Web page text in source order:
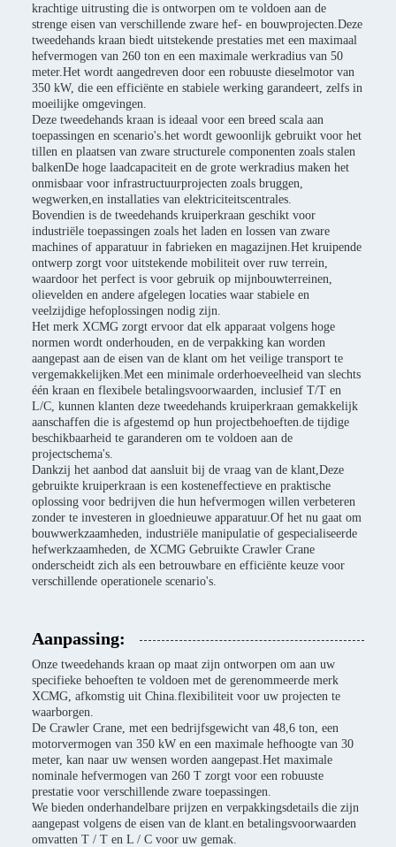
krachtige uitrusting die is ontworpen om te voldoen aan de
strenge eisen van verschillende zware hef- en bouwprojecten.Deze
tweedehands kraan biedt uitstekende prestaties met een maximaal
hefvermogen van 260 ton en een maximale werkradius van 50
meter.Het wordt aangedreven door een robuuste dieselmotor van
350 kW, die een efficiënte en stabiele werking garandeert, zelfs in
moeilijke omgevingen.
Deze tweedehands kraan is ideaal voor een breed scala aan
toepassingen en scenario's.het wordt gewoonlijk gebruikt voor het
tillen en plaatsen van zware structurele componenten zoals stalen
balkenDe hoge laadcapaciteit en de grote werkradius maken het
onmisbaar voor infrastructuurprojecten zoals bruggen,
wegwerken,en installaties van elektriciteitscentrales.
Bovendien is de tweedehands kruiperkraan geschikt voor
industriële toepassingen zoals het laden en lossen van zware
machines of apparatuur in fabrieken en magazijnen.Het kruipende
ontwerp zorgt voor uitstekende mobiliteit over ruw terrein,
waardoor het perfect is voor gebruik op mijnbouwterreinen,
olievelden en andere afgelegen locaties waar stabiele en
veelzijdige hefoplossingen nodig zijn.
Het merk XCMG zorgt ervoor dat elk apparaat volgens hoge
normen wordt onderhouden, en de verpakking kan worden
aangepast aan de eisen van de klant om het veilige transport te
vergemakkelijken.Met een minimale orderhoeveelheid van slechts
één kraan en flexibele betalingsvoorwaarden, inclusief T/T en
L/C, kunnen klanten deze tweedehands kruiperkraan gemakkelijk
aanschaffen die is afgestemd op hun projectbehoeften.de tijdige
beschikbaarheid te garanderen om te voldoen aan de
projectschema's.
Dankzij het aanbod dat aansluit bij de vraag van de klant,Deze
gebruikte kruiperkraan is een kosteneffectieve en praktische
oplossing voor bedrijven die hun hefvermogen willen verbeteren
zonder te investeren in gloednieuwe apparatuur.Of het nu gaat om
bouwwerkzaamheden, industriële manipulatie of gespecialiseerde
hefwerkzaamheden, de XCMG Gebruikte Crawler Crane
onderscheidt zich als een betrouwbare en efficiënte keuze voor
verschillende operationele scenario's.
Aanpassing:
Onze tweedehands kraan op maat zijn ontworpen om aan uw
specifieke behoeften te voldoen met de gerenommeerde merk
XCMG, afkomstig uit China.flexibiliteit voor uw projecten te
waarborgen.
De Crawler Crane, met een bedrijfsgewicht van 48,6 ton, een
motorvermogen van 350 kW en een maximale hefhoogte van 30
meter, kan naar uw wensen worden aangepast.Het maximale
nominale hefvermogen van 260 T zorgt voor een robuuste
prestatie voor verschillende zware toepassingen.
We bieden onderhandelbare prijzen en verpakkingsdetails die zijn
aangepast volgens de eisen van de klant.en betalingsvoorwaarden
omvatten T / T en L / C voor uw gemak.